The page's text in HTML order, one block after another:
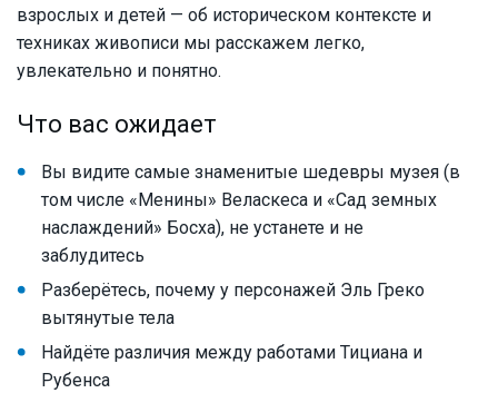
взрослых и детей — об историческом контексте и
техниках живописи мы расскажем легко,
увлекательно и понятно.
Что вас ожидает
Вы видите самые знаменитые шедевры музея (в
том числе «Менины» Веласкеса и «Сад земных
наслаждений» Босха), не устанете и не
заблудитесь
Разберётесь, почему у персонажей Эль Греко
вытянутые тела
Найдёте различия между работами Тициана и
Рубенса